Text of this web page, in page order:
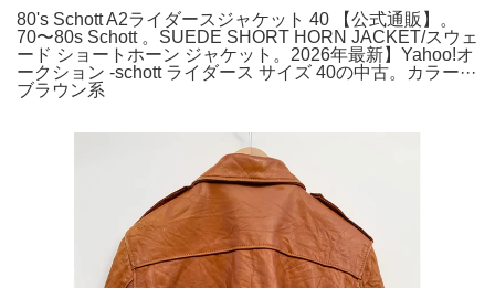
80's Schott A2ライダースジャケット 40 【公式通販】。
70〜80s Schott 。SUEDE SHORT HORN JACKET/スウェ
ード ショートホーン ジャケット。2026年最新】Yahoo!オ
ークション -schott ライダース サイズ 40の中古。カラー···
ブラウン系